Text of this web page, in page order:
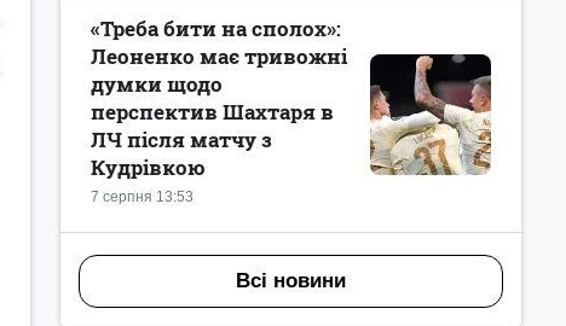
7 серпня 13:53
«Треба бити на сполох»:
Леоненко має тривожні
думки щодо
перспектив Шахтаря в
ЛЧ після матчу з
Кудрівкою
Всі новини